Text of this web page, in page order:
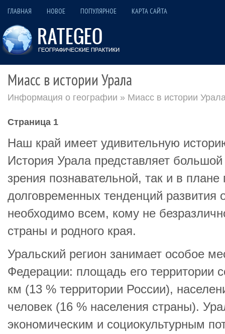
ГЛАВНАЯ НОВОЕ ПОПУЛЯРНОЕ КАРТА САЙТА
Миасс в истории Урала
Информация о географии » Миасс в истории
Страница 1
Наш край имеет удивительную
История Урала представляет большой
зрения познавательной, так и в
долговременных тенденций развития
необходимо всем, кому не
страны и родного края.
Уральский регион занимает особое
Федерации: площадь его территории
км (13 % территории России),
человек (16 % населения страны).
экономическим и социокультурным